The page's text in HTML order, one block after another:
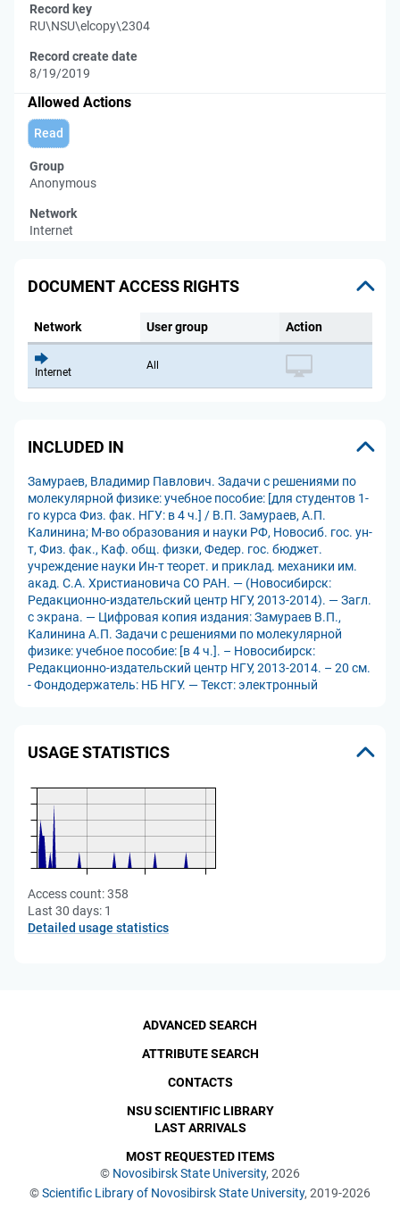
Record key
RU\NSU\elcopy\2304
Record create date
8/19/2019
Allowed Actions
Read
Group
Anonymous
Network
Internet
DOCUMENT ACCESS RIGHTS
Network User group Action
Internet
All
INCLUDED IN
Замураев, Владимир Павлович. Задачи с решениями по
молекулярной физике: учебное пособие: [для студентов 1-
го курса Физ. фак. НГУ: в 4 ч.] / В.П. Замураев, А.П.
Калинина; М-во образования и науки РФ, Новосиб. гос. ун-
т, Физ. фак., Каф. общ. физки, Федер. гос. бюджет.
учреждение науки Ин-т теорет. и приклад. механики им.
акад. С.А. Христиановича СО РАН. — (Новосибирск:
Редакционно-издательский центр НГУ, 2013-2014). — Загл.
с экрана. — Цифровая копия издания: Замураев В.П.,
Калинина А.П. Задачи с решениями по молекулярной
физике: учебное пособие: [в 4 ч.]. – Новосибирск:
Редакционно-издательский центр НГУ, 2013-2014. – 20 см.
- Фондодержатель: НБ НГУ. — Текст: электронный
USAGE STATISTICS
Access count:358
Last 30 days: 1
Detailed usage statistics
© Novosibirsk State University, 2026
©Scientific Library of Novosibirsk State University, 2019-2026
ADVANCED SEARCH
ATTRIBUTE SEARCH
CONTACTS
NSU SCIENTIFIC LIBRARY
LAST ARRIVALS
MOST REQUESTED ITEMS